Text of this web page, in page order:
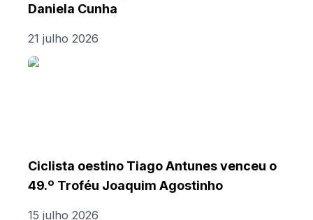
Daniela Cunha
21 julho 2026
Ciclista oestino Tiago Antunes venceu o
49.º Troféu Joaquim Agostinho
15 julho 2026